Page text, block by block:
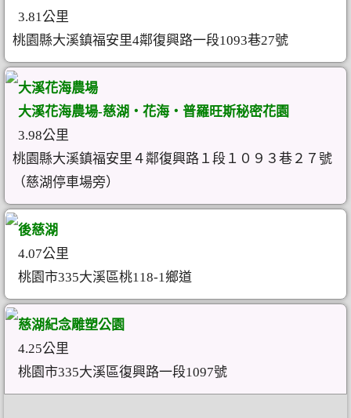
3.81公里
桃園縣大溪鎮福安里4鄰復興路一段1093巷27號
大溪花海農場
大溪花海農場-慈湖‧花海‧普羅旺斯秘密花園
3.98公里
桃園縣大溪鎮福安里４鄰復興路１段１０９３巷２７號
（慈湖停車場旁）
後慈湖
4.07公里
桃園市335大溪區桃118-1鄉道
慈湖紀念雕塑公園
4.25公里
桃園市335大溪區復興路一段1097號